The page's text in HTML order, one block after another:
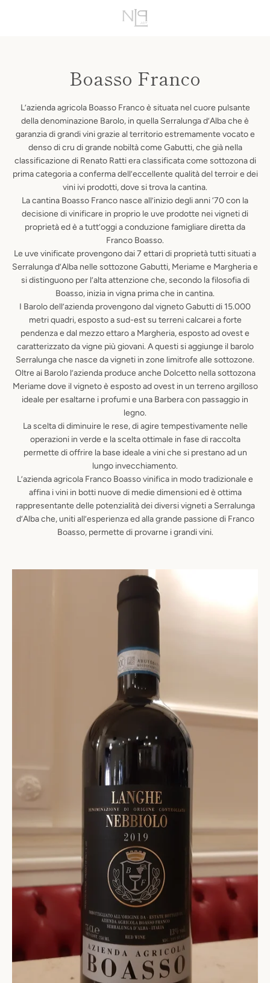
Boasso Franco
L’azienda agricola Boasso Franco è situata nel cuore pulsante
della denominazione Barolo, in quella Serralunga d’Alba che è
garanzia di grandi vini grazie al territorio estremamente vocato e
denso di cru di grande nobiltà come Gabutti, che già nella
classificazione di Renato Ratti era classificata come sottozona di
prima categoria a conferma dell’eccellente qualità del terroir e dei
vini ivi prodotti, dove si trova la cantina.
La cantina Boasso Franco nasce all’inizio degli anni ‘70 con la
decisione di vinificare in proprio le uve prodotte nei vigneti di
proprietà ed è a tutt’oggi a conduzione famigliare diretta da
Franco Boasso.
Le uve vinificate provengono dai 7 ettari di proprietà tutti situati a
Serralunga d’Alba nelle sottozone Gabutti, Meriame e Margheria e
si distinguono per l’alta attenzione che, secondo la filosofia di
Boasso, inizia in vigna prima che in cantina.
I Barolo dell’azienda provengono dal vigneto Gabutti di 15.000
metri quadri, esposto a sud-est su terreni calcarei a forte
pendenza e dal mezzo ettaro a Margheria, esposto ad ovest e
caratterizzato da vigne più giovani. A questi si aggiunge il barolo
Serralunga che nasce da vigneti in zone limitrofe alle sottozone.
Oltre ai Barolo l’azienda produce anche Dolcetto nella sottozona
Meriame dove il vigneto è esposto ad ovest in un terreno argilloso
ideale per esaltarne i profumi e una Barbera con passaggio in
legno.
La scelta di diminuire le rese, di agire tempestivamente nelle
operazioni in verde e la scelta ottimale in fase di raccolta
permette di offrire la base ideale a vini che si prestano ad un
lungo invecchiamento.
L’azienda agricola Franco Boasso vinifica in modo tradizionale e
affina i vini in botti nuove di medie dimensioni ed è ottima
rappresentante delle potenzialità dei diversi vigneti a Serralunga
d’Alba che, uniti all’esperienza ed alla grande passione di Franco
Boasso, permette di provarne i grandi vini.